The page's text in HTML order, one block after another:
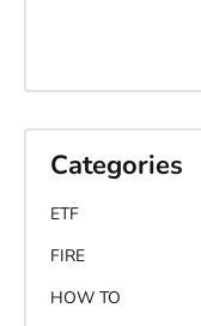
Categories
ETF
FIRE
HOW TO